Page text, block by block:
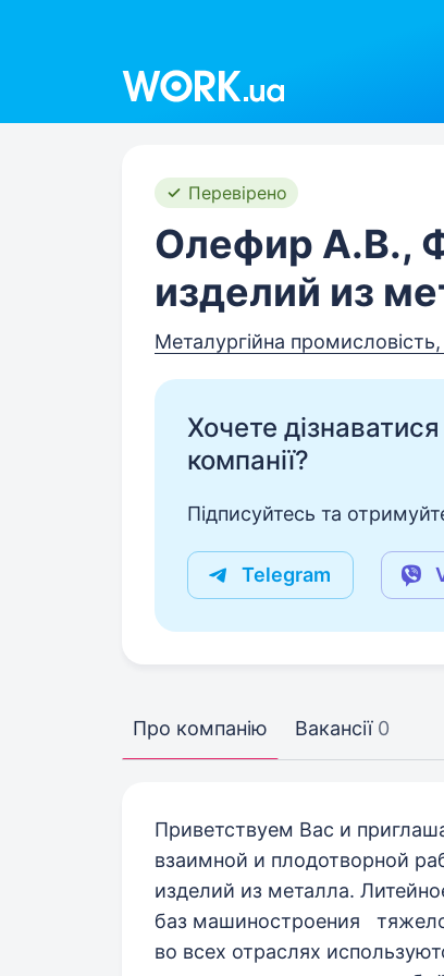
Перевірено
Олефир А.В.,
изделий из
Металургійна
Хочете дізнаватися
компанії?
Підписуйтесь та
Telegram
Про компанію Вакансії 0
Приветствуем Вас и
взаимной и плодотворной
изделий из металла.
баз машиностроения
во всех отраслях